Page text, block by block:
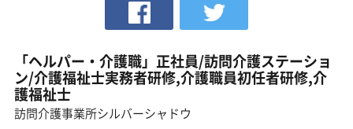
「ヘルパー・介護職」正社員/訪問介護ステーショ
ン/介護福祉士実務者研修,介護職員初任者研修,介
護福祉士
訪問介護事業所シルバーシャドウ